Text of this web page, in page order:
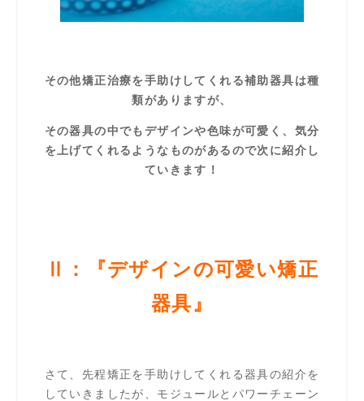
その他矯正治療を手助けしてくれる補助器具は種
類がありますが、
その器具の中でもデザインや色味が可愛く、気分
を上げてくれるようなものがあるので次に紹介し
ていきます！
Ⅱ：『デザインの可愛い矯正
器具』
さて、先程矯正を手助けしてくれる器具の紹介を
していきましたが、モジュールとパワーチェーン